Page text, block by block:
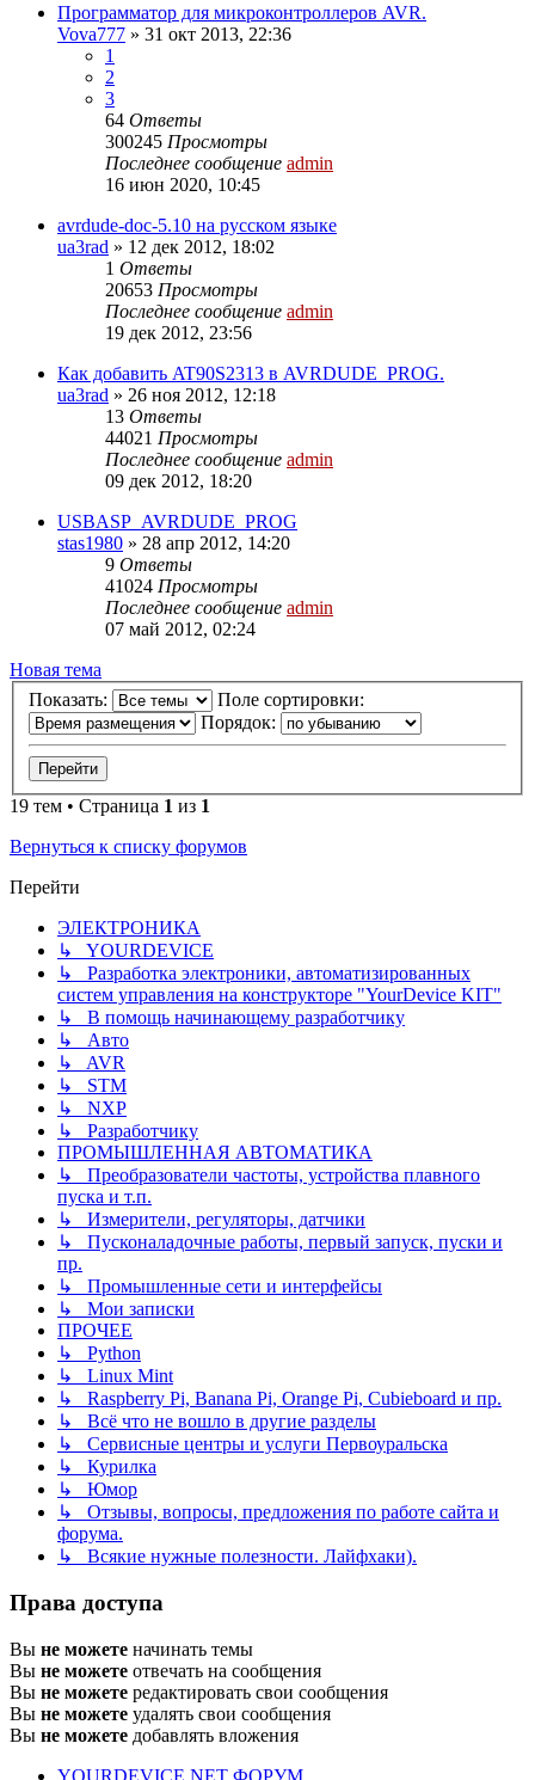
Программатор для микроконтроллеров AVR.
Vova777 » 31 окт 2013, 22:36
1
2
3
64 Ответы
300245 Просмотры
Последнее сообщение admin
16 июн 2020, 10:45
avrdude-doc-5.10 на русском языке
ua3rad » 12 дек 2012, 18:02
1 Ответы
20653 Просмотры
Последнее сообщение admin
19 дек 2012, 23:56
Как добавить AT90S2313 в AVRDUDE_PROG.
ua3rad » 26 ноя 2012, 12:18
13 Ответы
44021 Просмотры
Последнее сообщение admin
09 дек 2012, 18:20
USBASP_AVRDUDE_PROG
stas1980 » 28 апр 2012, 14:20
9 Ответы
41024 Просмотры
Последнее сообщение admin
07 май 2012, 02:24
Новая тема
Показать:
Поле сортировки:
Порядок:
19 тем • Страница 1 из 1
Вернуться к списку форумов
Перейти
ЭЛЕКТРОНИКА
↳ YOURDEVICE
↳ Разработка электроники, автоматизированных
систем управления на конструкторе "YourDevice KIT"
↳ В помощь начинающему разработчику
↳ Авто
↳ AVR
↳ STM
↳ NXP
↳ Разработчику
ПРОМЫШЛЕННАЯ АВТОМАТИКА
↳ Преобразователи частоты, устройства плавного
пуска и т.п.
↳ Измерители, регуляторы, датчики
↳ Пусконаладочные работы, первый запуск, пуски и
пр.
↳ Промышленные сети и интерфейсы
↳ Мои записки
ПРОЧЕЕ
↳ Python
↳ Linux Mint
↳ Raspberry Pi, Banana Pi, Orange Pi, Cubieboard и пр.
↳ Всё что не вошло в другие разделы
↳ Сервисные центры и услуги Первоуральска
↳ Курилка
↳ Юмор
↳ Отзывы, вопросы, предложения по работе сайта и
форума.
↳ Всякие нужные полезности. Лайфхаки).
Права доступа
Вы не можете начинать темы
Вы не можете отвечать на сообщения
Вы не можете редактировать свои сообщения
Вы не можете удалять свои сообщения
Вы не можете добавлять вложения
YOURDEVICE.NET ФОРУМ